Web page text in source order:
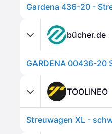
Gardena 436-20 -
bücher.de
TOOLINEO
Streuwagen XL -